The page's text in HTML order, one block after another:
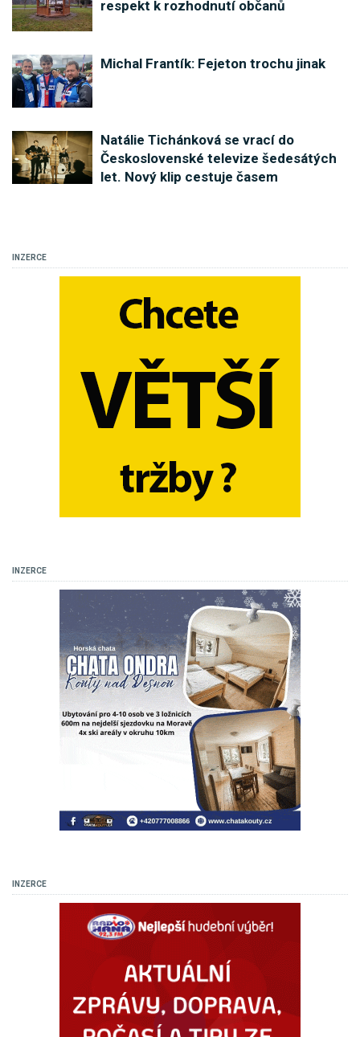
respekt k rozhodnutí občanů
Michal Frantík: Fejeton trochu jinak
Natálie Tichánková se vrací do
Československé televize šedesátých
let. Nový klip cestuje časem
INZERCE
INZERCE
INZERCE